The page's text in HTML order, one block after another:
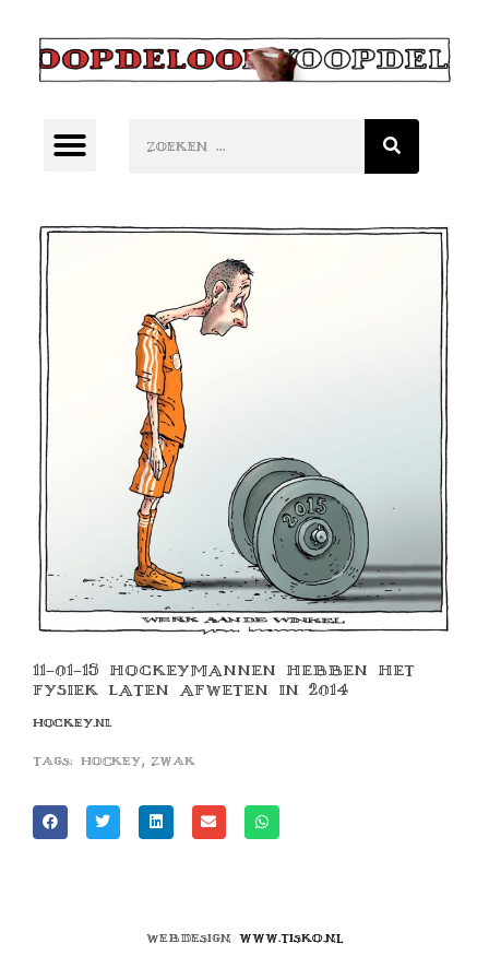
11-01-15 HOCKEYMANNEN HEBBEN HET
FYSIEK LATEN AFWETEN IN 2014
HOCKEY.NL
Tags: hockey, zwak
Webdesign www.tisko.nl